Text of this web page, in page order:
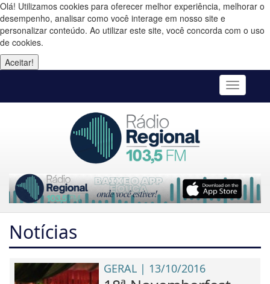
Olá! Utilizamos cookies para oferecer melhor experiência, melhorar o
desempenho, analisar como você interage em nosso site e
personalizar conteúdo. Ao utilizar este site, você concorda com o uso
de cookies.
Aceitar!
Toggle
Notícias
GERAL | 13/10/2016